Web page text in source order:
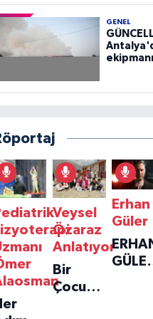
GENEL
Veysel
Özaraz
Anlatıyor
Bir
Çocuğun
Erhan
Güler